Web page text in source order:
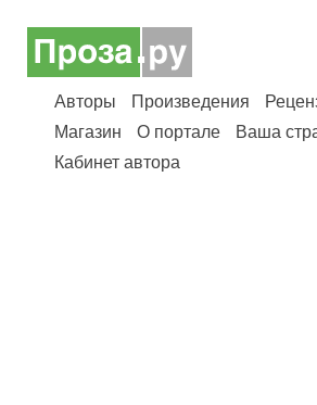
Авторы Произведения
Магазин
О портале
Ваша
Кабинет автора